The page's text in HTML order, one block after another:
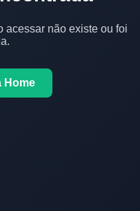
acessar não existe ou foi
Home